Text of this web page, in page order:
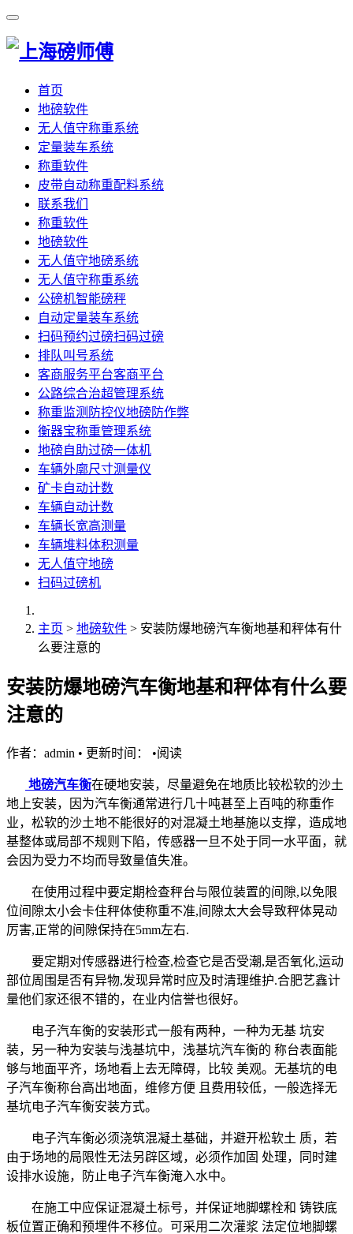
首页
地磅软件
无人值守称重系统
定量装车系统
称重软件
皮带自动称重配料系统
联系我们
称重软件
地磅软件
无人值守地磅系统
无人值守称重系统
公磅机智能磅秤
自动定量装车系统
扫码预约过磅扫码过磅
排队叫号系统
客商服务平台客商平台
公路综合治超管理系统
称重监测防控仪地磅防作弊
衡器宝称重管理系统
地磅自助过磅一体机
车辆外廓尺寸测量仪
矿卡自动计数
车辆自动计数
车辆长宽高测量
车辆堆料体积测量
无人值守地磅
扫码过磅机
主页 > 地磅软件 > 安装防爆地磅汽车衡地基和秤体有什
么要注意的
安装防爆地磅汽车衡地基和秤体有什么要
注意的
作者：admin • 更新时间： •阅读
地磅汽车衡在硬地安装，尽量避免在地质比较松软的沙土
地上安装，因为汽车衡通常进行几十吨甚至上百吨的称重作
业，松软的沙土地不能很好的对混凝土地基施以支撑，造成地
基整体或局部不规则下陷，传感器一旦不处于同一水平面，就
会因为受力不均而导致量值失准。
在使用过程中要定期检查秤台与限位装置的间隙,以免限
位间隙太小会卡住秤体使称重不准,间隙太大会导致秤体晃动
厉害,正常的间隙保持在5mm左右.
要定期对传感器进行检查,检查它是否受潮,是否氧化,运动
部位周围是否有异物,发现异常时应及时清理维护.合肥艺鑫计
量他们家还很不错的，在业内信誉也很好。
电子汽车衡的安装形式一般有两种，一种为无基 坑安
装，另一种为安装与浅基坑中，浅基坑汽车衡的 称台表面能
够与地面平齐，场地看上去无障碍，比较 美观。无基坑的电
子汽车衡称台高出地面，维修方便 且费用较低，一般选择无
基坑电子汽车衡安装方式。
电子汽车衡必须浇筑混凝土基础，并避开松软土 质，若
由于场地的局限性无法另辟区域，必须作加固 处理，同时建
设排水设施，防止电子汽车衡淹入水中。
在施工中应保证混凝土标号，并保证地脚螺栓和 铸铁底
板位置正确和预埋件不移位。可采用二次灌浆 法定位地脚螺